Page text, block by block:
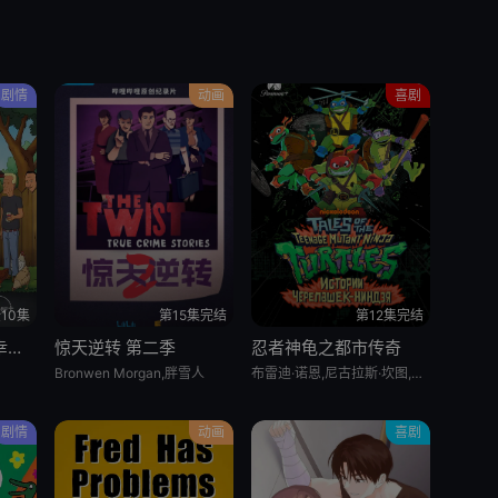
剧情
集
乡巴佬希尔一家的幸福生活 第十五季
动画
第15集完结
惊天逆转 第二季
Bronwen Morgan,胖雪人
喜剧
第12集完结
忍者神龟之都市传奇
布雷迪·诺恩,尼古拉斯·坎图,迈克·艾贝,小肖恩·布朗,阿尤·艾德维利
剧情 动画 喜剧